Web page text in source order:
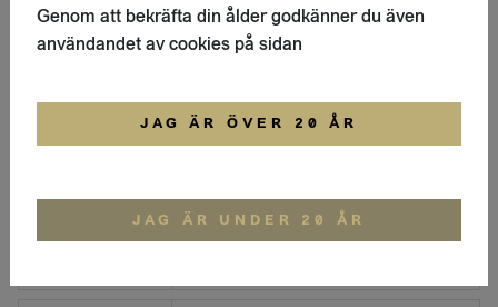
Asamai Shuzo
Nama
Nabedana Inc
Genom att bekräfta din ålder godkänner du även
användandet av cookies på sidan
JAG ÄR ÖVER 20 ÅR
JAG ÄR UNDER 20 ÅR